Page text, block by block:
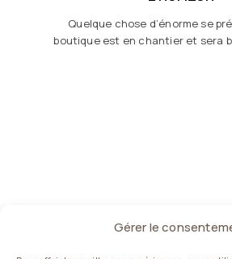
Gérer le
Quelque chose d’énorme se
boutique est en chantier et sera